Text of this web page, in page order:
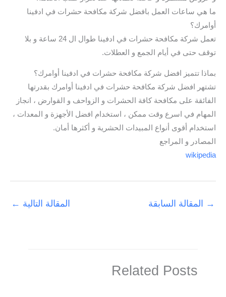
ما هي ساعات العمل بافضل شركة مكافحة حشرات في ادفينا
أوامرك؟
تعمل شركة مكافحة حشرات في ادفينا طوال ال 24 ساعة و بلا
توقف حتى في أيام الجمع و العطلات.
بماذا تتميز افضل شركة مكافحة حشرات في ادفينا أوامرك؟
تشتهر افضل شركة مكافحة حشرات في ادفينا أوامرك بقدرتها
الفائقة على مكافحة كافة الحشرات و الزواحف و القوارض ، انجاز
المهام في اسرع وقت ممكن ، استخدام افضل الأجهزة و المعدات ،
استخدام أقوى أنواع المبيدات الحشرية و أكثرها أمان.
المصادر و المراجع
wikipedia
→ المقالة السابقة المقالة التالية ←
Related Posts